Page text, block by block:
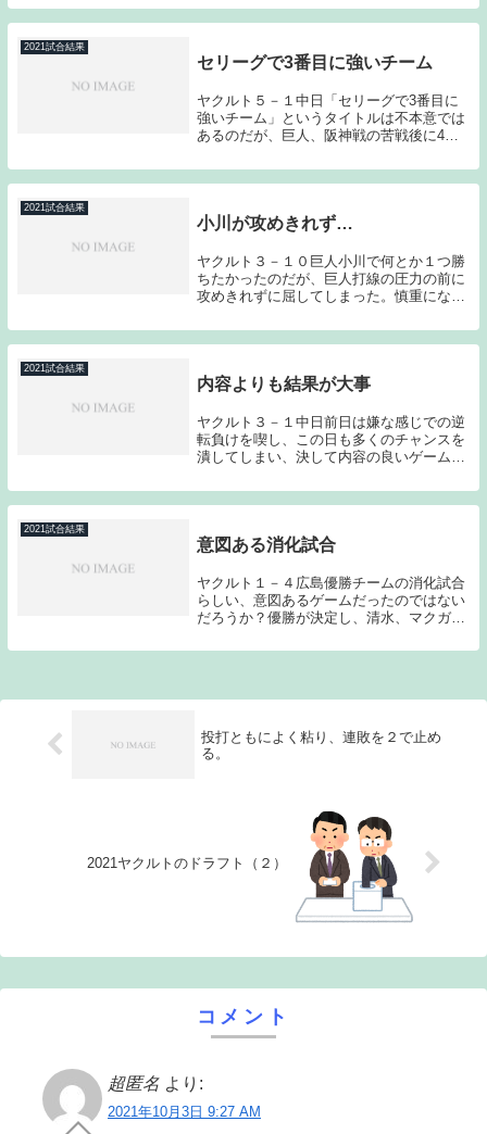
初ヒットで出塁し、続く代打川端の先制2
ランホームランで奥川に勝ち投手の権利を
2021試合結果
セリーグで3番目に強いチーム
ヤクルト５－１中日「セリーグで3番目に
強いチーム」というタイトルは不本意では
あるのだが、巨人、阪神戦の苦戦後に4位
定した投球、繋がる打線、高津監督の積極
的な采配と巨人、阪神相手には出来ていな
2021試合結果
小川が攻めきれず…
ヤクルト３－１０巨人小川で何とか１つ勝
ちたかったのだが、巨人打線の圧力の前に
攻めきれずに屈してしまった。慎重になる
で手放してしまった。巨人との3連戦、続
く阪神との3連戦がヤクルトにとって前半
2021試合結果
内容よりも結果が大事
ヤクルト３－１中日前日は嫌な感じでの逆
転負けを喫し、この日も多くのチャンスを
潰してしまい、決して内容の良いゲームで
2ランホームランやサイスニードの力投、
緊急登板となった大西の好リリーフなど優
2021試合結果
意図ある消化試合
ヤクルト１－４広島優勝チームの消化試合
らしい、意図あるゲームだったのではない
だろうか？優勝が決定し、清水、マクガ
ンに向けての準備の段階に入っている。奥
投打ともによく粘り、連敗を２で止め
る。
2021ヤクルトのドラフト（２）
コメント
超匿名 より:
2021年10月3日 9:27 AM